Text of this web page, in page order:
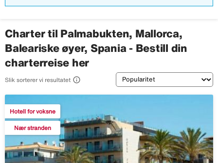
Charter til Palmabukten, Mallorca,
Baleariske øyer, Spania - Bestill din
charterreise her
Slik sorterer vi resultatet  Sortering
Hotell for voksne
Nær stranden